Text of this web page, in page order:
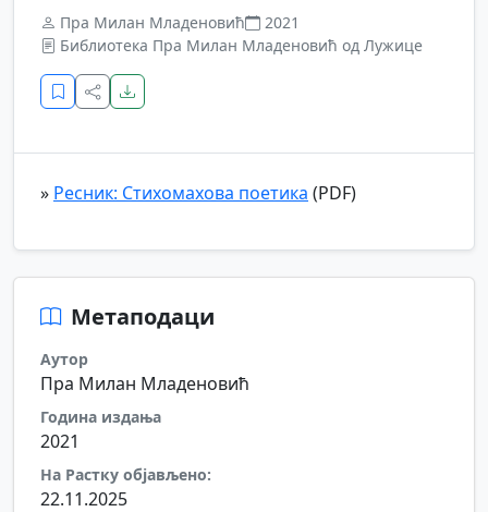
Пра Милан Младеновић
2021
Библиотека Пра Милан Младеновић од Лужице
» Ресник: Стихомахова поетика (PDF)
Метаподаци
Аутор
Пра Милан Младеновић
Година издања
2021
На Растку објављено:
22.11.2025